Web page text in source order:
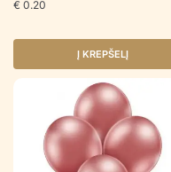
€ 0.20
Į KREPŠELĮ